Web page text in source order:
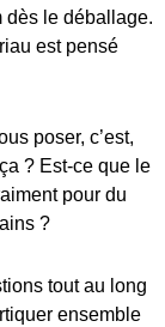
dès le déballage.
est pensé
poser, c’est,
? Est-ce que le
pour du
?
tout au long
ensemble